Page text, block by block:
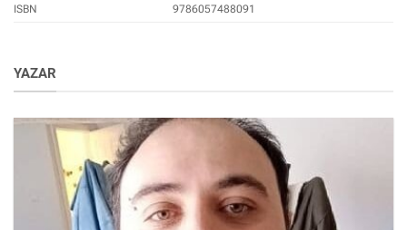
ISBN
9786057488091
YAZAR